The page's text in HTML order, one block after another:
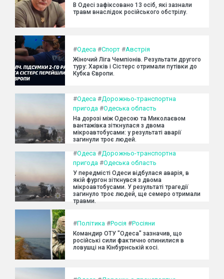
В Одесі зафіксовано 13 осіб, які зазнали
травм внаслідок російського обстрілу.
#Одеса #Спорт #Австрія
Жіночий Ліга Чемпіонів. Результати другого
туру: Харків і Сістерс отримали путівки до
Кубка Європи.
#Одеса #Дорожньо-транспортна
пригода #Одеська область
На дорозі між Одесою та Миколаєвом
вантажівка зіткнулася з двома
мікроавтобусами: у результаті аварії
загинули троє людей.
#Одеса #Дорожньо-транспортна
пригода #Одеська область
У передмісті Одеси відбулася аварія, в
якій фургон зіткнувся з двома
мікроавтобусами. У результаті трагедії
загинуло троє людей, ще семеро отримали
травми.
#Політика #Росія #Росіяни
Командир ОТУ "Одеса" зазначив, що
російські сили фактично опинилися в
ловушці на Кінбурнській косі.